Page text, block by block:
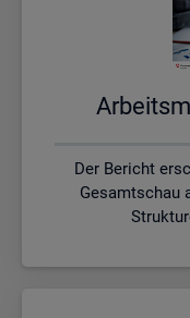
Der Bericht
Gesamtschau